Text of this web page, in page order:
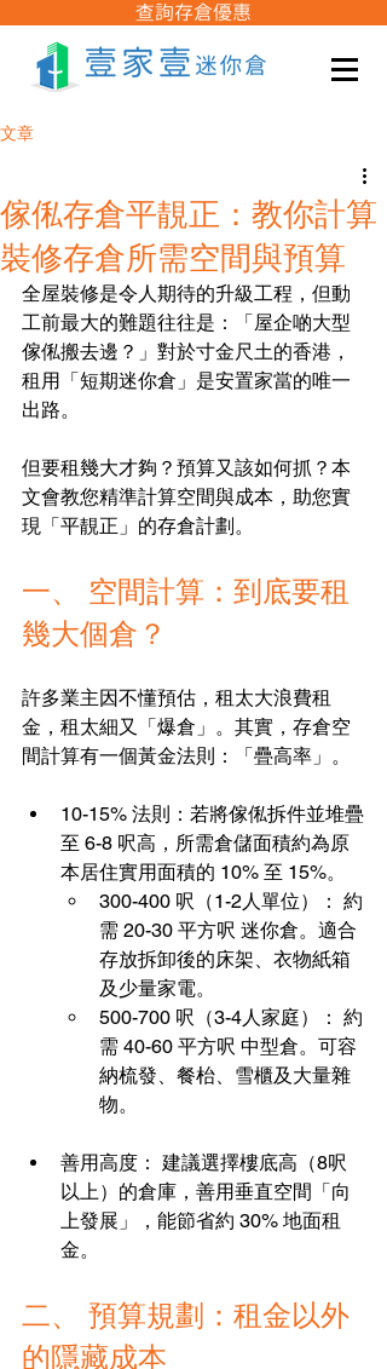
查詢存倉優惠
文章
傢俬存倉平靚正：教你計算
裝修存倉所需空間與預算
全屋裝修是令人期待的升級工程，但動
工前最大的難題往往是：「屋企啲大型
傢俬搬去邊？」對於寸金尺土的香港，
租用「短期迷你倉」是安置家當的唯一
出路。
但要租幾大才夠？預算又該如何抓？本
文會教您精準計算空間與成本，助您實
現「平靚正」的存倉計劃。
一、 空間計算：到底要租
幾大個倉？
許多業主因不懂預估，租太大浪費租
金，租太細又「爆倉」。其實，存倉空
間計算有一個黃金法則：「疊高率」。
10-15% 法則：若將傢俬拆件並堆疊
至 6-8 呎高，所需倉儲面積約為原
本居住實用面積的 10% 至 15%。
300-400 呎（1-2人單位）： 約
需 20-30 平方呎 迷你倉。適合
存放拆卸後的床架、衣物紙箱
及少量家電。
500-700 呎（3-4人家庭）： 約
需 40-60 平方呎 中型倉。可容
納梳發、餐枱、雪櫃及大量雜
物。
善用高度： 建議選擇樓底高（8呎
以上）的倉庫，善用垂直空間「向
上發展」，能節省約 30% 地面租
金。
二、 預算規劃：租金以外
的隱藏成本